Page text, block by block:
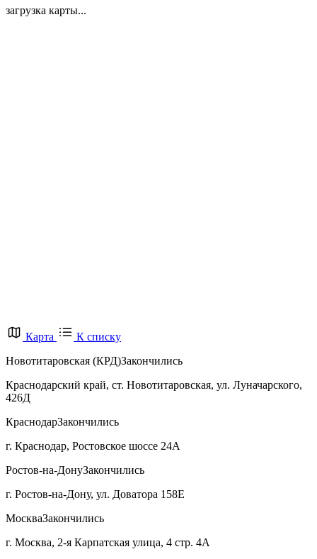
загрузка карты...
Карта
К списку
Новотитаровская (КРД)Закончились
Краснодарский край, ст. Новотитаровская, ул. Луначарского,
426Д
КраснодарЗакончились
г. Краснодар, Ростовское шоссе 24А
Ростов-на-ДонуЗакончились
г. Ростов-на-Дону, ул. Доватора 158Е
МоскваЗакончились
г. Москва, 2-я Карпатская улица, 4 стр. 4А